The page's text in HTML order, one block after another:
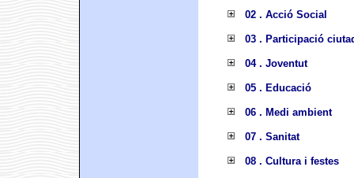
02 . Acció Social
03 . Participació
04 . Joventut
05 . Educació
06 . Medi ambient
07 . Sanitat
08 . Cultura i festes